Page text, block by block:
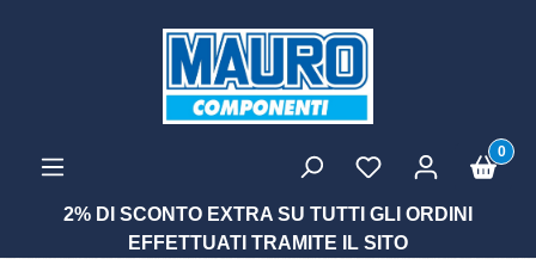
0
2% DI SCONTO EXTRA SU TUTTI GLI ORDINI
EFFETTUATI TRAMITE IL SITO